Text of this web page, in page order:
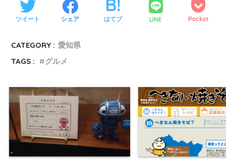
ツイート シェア はてブ LINE Pocket
CATEGORY : 愛知県
TAGS :
グルメ